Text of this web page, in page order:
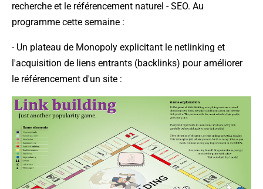
recherche et le référencement naturel - SEO. Au
programme cette semaine :
- Un plateau de Monopoly explicitant le netlinking et
l'acquisition de liens entrants (backlinks) pour améliorer
le référencement d'un site :